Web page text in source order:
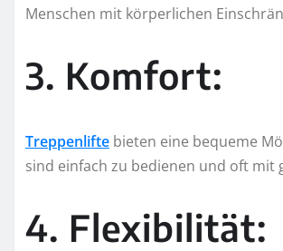
Menschen mit körperlichen
3. Komfort:
Treppenlifte bieten eine bequeme
sind einfach zu bedienen und oft
4. Flexibilität: